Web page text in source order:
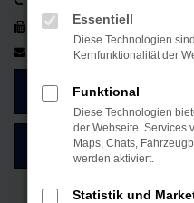
07553 1497
info@autohaushahn.de
ZUM
SO FINDEN SIE
Essentiell
Diese Technologien
Kernfunktionalität der
Funktional
Diese Technologien
der Webseite. Services
Maps, Chats,
werden aktiviert.
Statistik und